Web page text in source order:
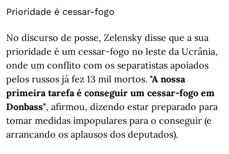
Prioridade é cessar-fogo
No discurso de posse, Zelensky disse que a sua
prioridade é um cessar-fogo no leste da Ucrânia,
onde um conflito com os separatistas apoiados
pelos russos já fez 13 mil mortos. "A nossa
primeira tarefa é conseguir um cessar-fogo em
Donbass", afirmou, dizendo estar preparado para
tomar medidas impopulares para o conseguir (e
arrancando os aplausos dos deputados).